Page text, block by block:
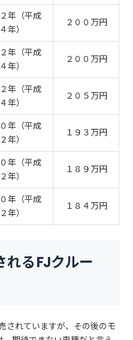
年（平成
年）
２００万円
年（平成
年）
２００万円
年（平成
年）
２０５万円
年（平成
年）
１９３万円
年（平成
年）
１８９万円
年（平成
年）
１８４万円
れるFJクルー
されていますが、その後のモ